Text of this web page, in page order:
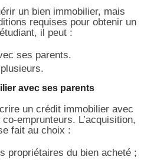
un bien immobilier, mais
requises pour obtenir un
il peut :
ses parents.
avec ses parents
un crédit immobilier avec
emprunteurs. L’acquisition,
fait au choix :
propriétaires du bien acheté ;